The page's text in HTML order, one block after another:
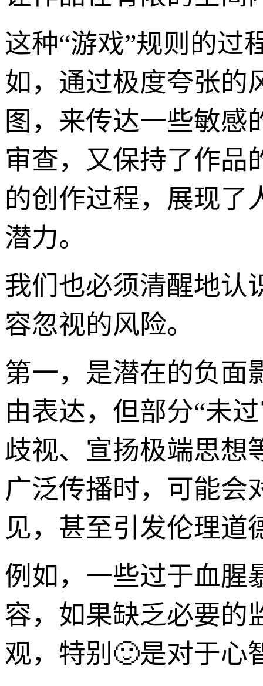
这种“游戏”规则的过
如，通过极度夸张的
图，来传达一些敏感
审查，又保持了作品
的创作过程，展现了
潜力。
我们也必须清醒地认
容忽视的风险。
第一，是潜在的负面
由表达，但部分“未
歧视、宣扬极端思想
广泛传播时，可能会
见，甚至引发伦理道
例如，一些过于血腥
容，如果缺乏必要的
观，特别🙂是对于心